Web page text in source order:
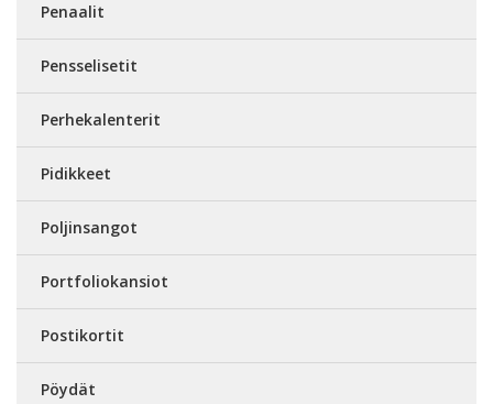
Penaalit
Pensselisetit
Perhekalenterit
Pidikkeet
Poljinsangot
Portfoliokansiot
Postikortit
Pöydät